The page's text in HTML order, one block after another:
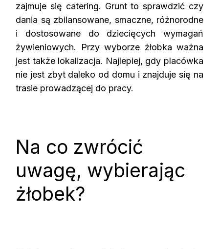
zajmuje się catering. Grunt to sprawdzić czy
dania są zbilansowane, smaczne, różnorodne
i dostosowane do dziecięcych wymagań
żywieniowych. Przy wyborze żłobka ważna
jest także lokalizacja. Najlepiej, gdy placówka
nie jest zbyt daleko od domu i znajduje się na
trasie prowadzącej do pracy.
Na co zwrócić
uwagę, wybierając
żłobek?